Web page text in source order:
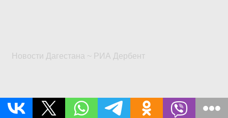
Новости Дагестана ~ РИА Дербент